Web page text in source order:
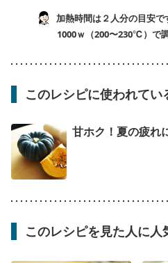
加熱時間は２人分の目安で
1000ｗ（200〜230℃）で
このレシピに使われてい
甘ホク！夏の疲れ
このレシピを見た人に人